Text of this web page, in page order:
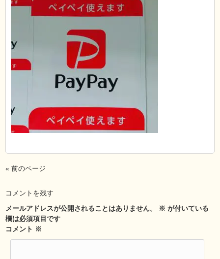
« 前のページ
コメントを残す
メールアドレスが公開されることはありません。
※ が付いている
欄は必須項目です
コメント ※